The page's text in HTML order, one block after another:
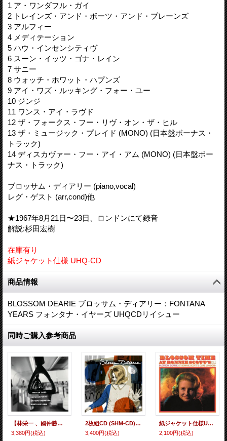
1 ア・ワンダフル・ガイ
2 トレインズ・アンド・ボーツ・アンド・プレーンズ
3 アルフィー
4 メディテーション
5 ハウ・インセンシティヴ
6 スーン・イッツ・ゴナ・レイン
7 サニー
8 ウォッチ・ホワット・ハプンズ
9 アイ・ワズ・ルッキング・フォー・ユー
10 ジンジ
11 ワンス・アイ・ラヴド
12 ザ・フォークス・フー・リヴ・オン・ザ・ヒル
13 ザ・ミュージック・プレイド (MONO) (日本盤ボーナス・
トラック)
14 ディスカヴァー・フー・アイ・アム (MONO) (日本盤ボー
ナス・トラック)
ブロッサム・ディアリー (piano,vocal)
レグ・ゲスト (arr,cond)他
★1967年8月21日〜23日、ロンドンにて録音
解説:杉田宏樹
在庫有り
紙ジャケット仕様 UHQ-CD
商品情報
BLOSSOM DEARIE ブロッサム・ディアリー：FONTANA
YEARS フォンタナ・イヤーズ UHQCDリイシュー
同時ご購入参考商品
【林栄一 、國仲勝男、小山彰太】2枚組CD トリオ座 TORIOZA / トリオ座2023
3,380円(税込)
2枚組CD (SHM-CD) BLOSSOM DEARIE ブロッサム・ディアリー / FEELING GOOD BEING ME THE LOST AND FOUND LONDON SESSIONS フィーリン・グッド・ビーイング・ミー：ザ・ロスト・アンド・ファウンド・ロンドン・セッションズ
3,400円(税込)
紙ジャケット仕様UHQ-CD BLOSSOM DEARIE ブロッサム・ディアリー / Blossom Time At Ronnie Scott's ブロッサム・タイム・アット・ロニースコッツ
2,100円(税込)